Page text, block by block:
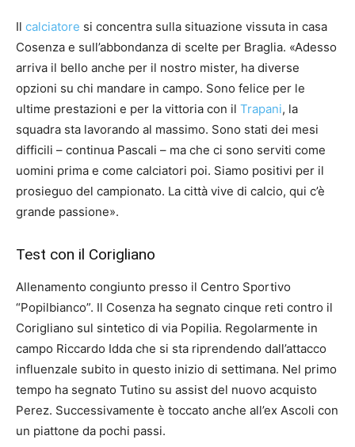
Il calciatore si concentra sulla situazione vissuta in casa
Cosenza e sull’abbondanza di scelte per Braglia. «Adesso
arriva il bello anche per il nostro mister, ha diverse
opzioni su chi mandare in campo. Sono felice per le
ultime prestazioni e per la vittoria con il Trapani, la
squadra sta lavorando al massimo. Sono stati dei mesi
difficili – continua Pascali – ma che ci sono serviti come
uomini prima e come calciatori poi. Siamo positivi per il
prosieguo del campionato. La città vive di calcio, qui c’è
grande passione».
Test con il Corigliano
Allenamento congiunto presso il Centro Sportivo
“Popilbianco”. Il Cosenza ha segnato cinque reti contro il
Corigliano sul sintetico di via Popilia. Regolarmente in
campo Riccardo Idda che si sta riprendendo dall’attacco
influenzale subito in questo inizio di settimana. Nel primo
tempo ha segnato Tutino su assist del nuovo acquisto
Perez. Successivamente è toccato anche all’ex Ascoli con
un piattone da pochi passi.